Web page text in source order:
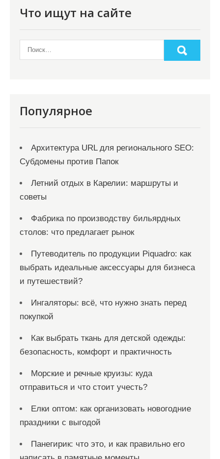
м
Что ищут на сайте
Популярное
Архитектура URL для регионального SEO:
Субдомены против Папок
Летний отдых в Карелии: маршруты и
советы
Фабрика по производству бильярдных
столов: что предлагает рынок
Путеводитель по продукции Piquadro: как
выбрать идеальные аксессуары для бизнеса
и путешествий?
Ингаляторы: всё, что нужно знать перед
покупкой
Как выбрать ткань для детской одежды:
безопасность, комфорт и практичность
Морские и речные круизы: куда
отправиться и что стоит учесть?
Елки оптом: как организовать новогодние
праздники с выгодой
Панегирик: что это, и как правильно его